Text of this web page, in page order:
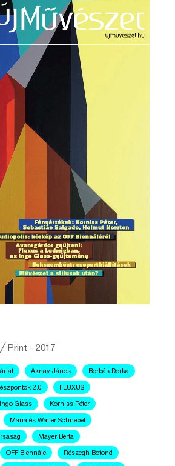
╱Print - 2017
Aknay János Borbás Dorka
2.0 FLUXUS
Ingo Glass Korniss Péter
Maria és Walter Schnepel
Mayer Berta
OFF Biennále Részegh Botond